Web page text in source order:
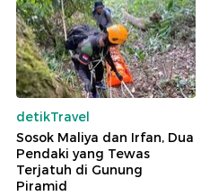
detikTravel
Sosok Maliya dan Irfan, Dua
Pendaki yang Tewas
Terjatuh di Gunung
Piramid